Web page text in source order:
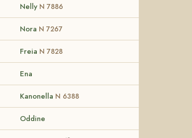
Nelly N 7886
Nora N 7267
Freia N 7828
Ena
Kanonella N 6388
Oddine